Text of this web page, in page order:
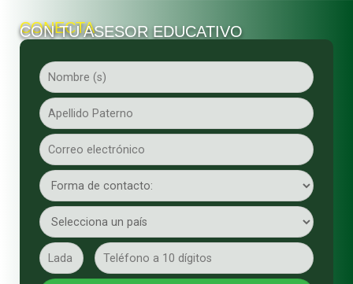
CONECTA
CON TU ASESOR EDUCATIVO